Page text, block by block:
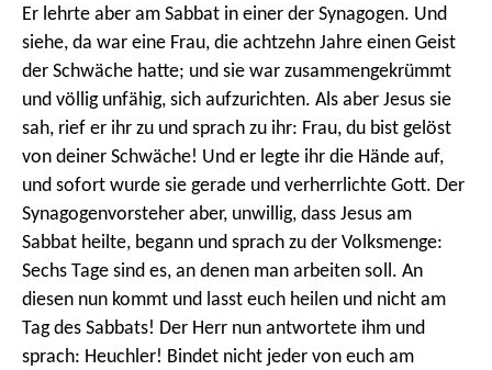
Er lehrte aber am Sabbat in einer der Synagogen. Und
siehe, da war eine Frau, die achtzehn Jahre einen Geist
der Schwäche hatte; und sie war zusammengekrümmt
und völlig unfähig, sich aufzurichten. Als aber Jesus sie
sah, rief er ihr zu und sprach zu ihr: Frau, du bist gelöst
von deiner Schwäche! Und er legte ihr die Hände auf,
und sofort wurde sie gerade und verherrlichte Gott. Der
Synagogenvorsteher aber, unwillig, dass Jesus am
Sabbat heilte, begann und sprach zu der Volksmenge:
Sechs Tage sind es, an denen man arbeiten soll. An
diesen nun kommt und lasst euch heilen und nicht am
Tag des Sabbats! Der Herr nun antwortete ihm und
sprach: Heuchler! Bindet nicht jeder von euch am